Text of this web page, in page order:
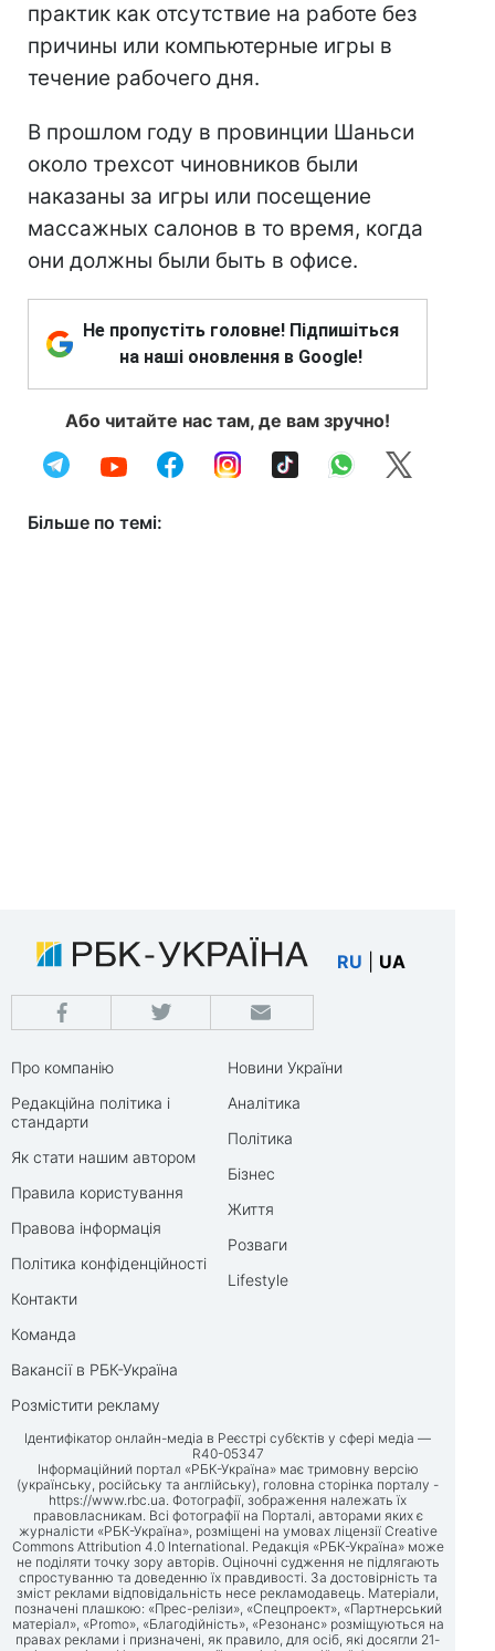
практик как отсутствие на работе без
причины или компьютерные игры в
течение рабочего дня.
В прошлом году в провинции Шаньси
около трехсот чиновников были
наказаны за игры или посещение
массажных салонов в то время, когда
они должны были быть в офисе.
Не пропустіть головне! Підпишіться
на наші оновлення в Google!
Або читайте нас там, де вам зручно!
Більше по темі:
RU UA
Про компанію
Редакційна політика і
стандарти
Як стати нашим автором
Правила користування
Правова інформація
Політика конфіденційності
Контакти
Команда
Вакансії в РБК-Україна
Розмістити рекламу
Новини України
Аналітика
Політика
Бізнес
Життя
Розваги
Lifestyle
Ідентифікатор онлайн-медіа в Реєстрі суб’єктів у сфері медіа —
R40-05347
Інформаційний портал «РБК-Україна» має тримовну версію
(українську, російську та англійську), головна сторінка порталу -
https://www.rbc.ua. Фотографії, зображення належать їх
правовласникам. Всі фотографії на Порталі, авторами яких є
журналісти «РБК-Україна», розміщені на умовах ліцензії Creative
Commons Attribution 4.0 International. Редакція «РБК-Україна» може
не поділяти точку зору авторів. Оціночні судження не підлягають
спростуванню та доведенню їх правдивості. За достовірність та
зміст реклами відповідальність несе рекламодавець. Матеріали,
позначені плашкою: «Прес-релізи», «Спецпроект», «Партнерський
матеріал», «Promo», «Благодійність», «Резонанс» розміщуються на
правах реклами і призначені, як правило, для осіб, які досягли 21-